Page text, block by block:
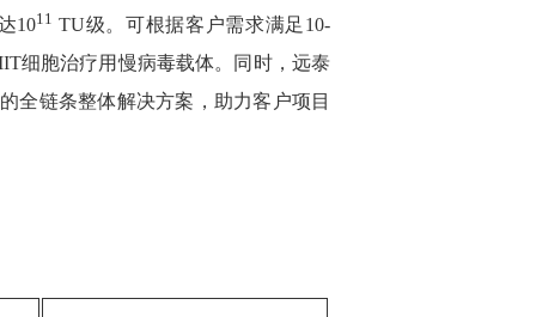
1011 TU级。可根据客户需求满足10-
细胞治疗用慢病毒载体。同时，远泰
全链条整体解决方案，助力客户项目